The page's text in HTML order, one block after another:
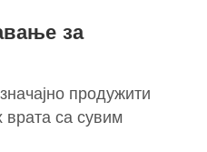
за
продужити
са сувим